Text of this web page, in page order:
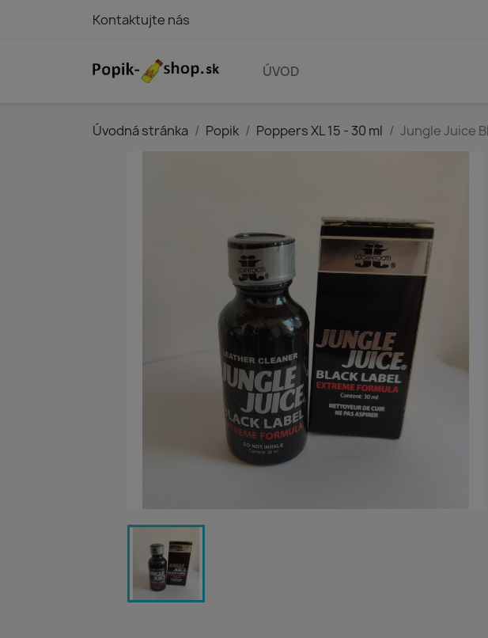
Kontaktujte nás
ÚVOD
Úvodná stránka Popik Poppers XL 15 - 30 ml Jungle Juice